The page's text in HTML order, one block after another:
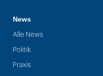
News
Alle News
Politik
Praxis